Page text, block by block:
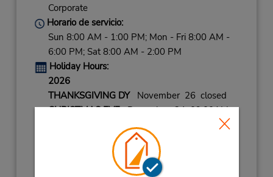
Corporate
Horario de servicio:
Sun 8:00 AM - 1:00 PM; Mon - Fri 8:00 AM -
6:00 PM; Sat 8:00 AM - 2:00 PM
Holiday Hours:
2026
THANKSGIVING DYNovember 26 closed
CHRISTMAS EVEDecember 24 09:00AM
December 25 closed
NEW YEARS EVE
December 31 09:00AM